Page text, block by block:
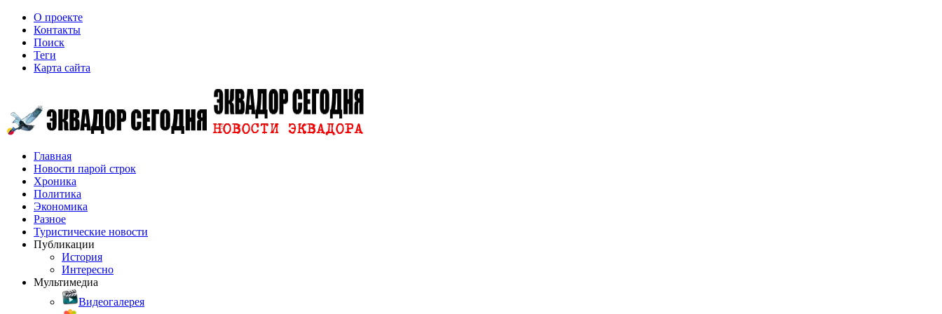
О проекте
Контакты
Поиск
Теги
Карта сайта
Главная
Новости парой строк
Хроника
Политика
Экономика
Разное
Туристические новости
Публикации
История
Интересно
Мультимедиа
Видеогалерея